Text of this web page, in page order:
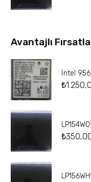
Avantajlı
İntel
₺
₺